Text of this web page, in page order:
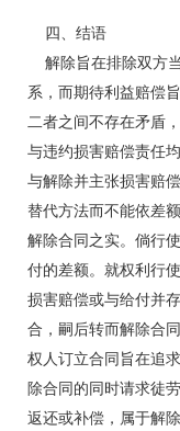
四、结语
解除旨在排除双方
系，而期待利益赔偿
二者之间不存在矛盾
与违约损害赔偿责任
与解除并主张损害赔
替代方法而不能依差
解除合同之实。倘行
付的差额。就权利行
损害赔偿或与给付并
合，嗣后转而解除合
权人订立合同旨在追
除合同的同时请求徒
返还或补偿，属于解